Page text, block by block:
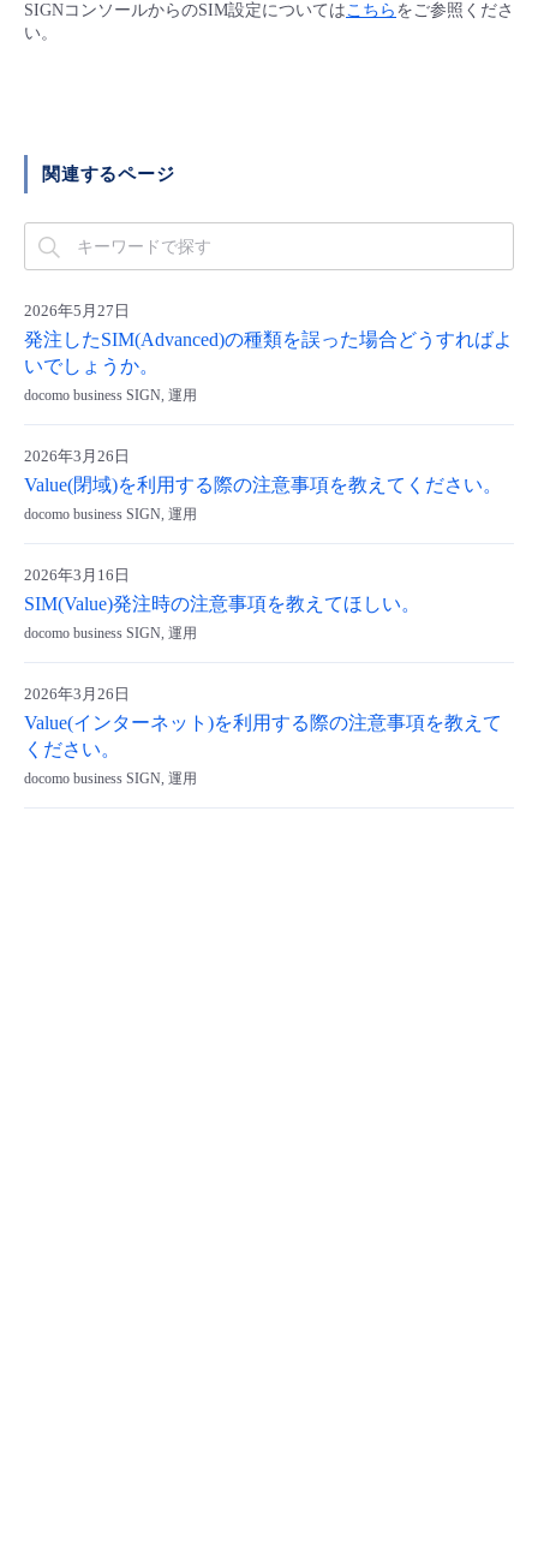
SIGNコンソールからのSIM設定についてはこちら をご参照くださ
い。
関連するページ
2026年5月27日
発注したSIM(Advanced)の種類を誤った場合どうすればよ
いでしょうか。
docomo business SIGN, 運用
2026年3月26日
Value(閉域)を利用する際の注意事項を教えてください。
docomo business SIGN, 運用
2026年3月16日
SIM(Value)発注時の注意事項を教えてほしい。
docomo business SIGN, 運用
2026年3月26日
Value(インターネット)を利用する際の注意事項を教えて
ください。
docomo business SIGN, 運用